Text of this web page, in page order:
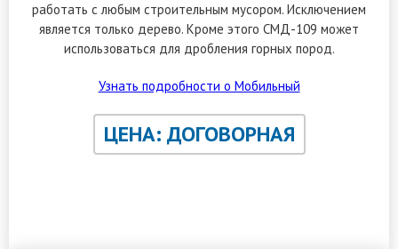
работать с любым строительным мусором. Исключением
является только дерево. Кроме этого СМД-109 может
использоваться для дробления горных пород.
Узнать подробности о Мобильный
ЦЕНА: ДОГОВОРНАЯ